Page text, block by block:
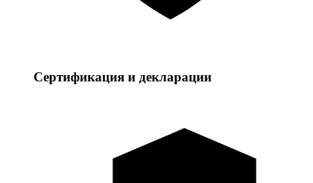
Сертификация и декларации